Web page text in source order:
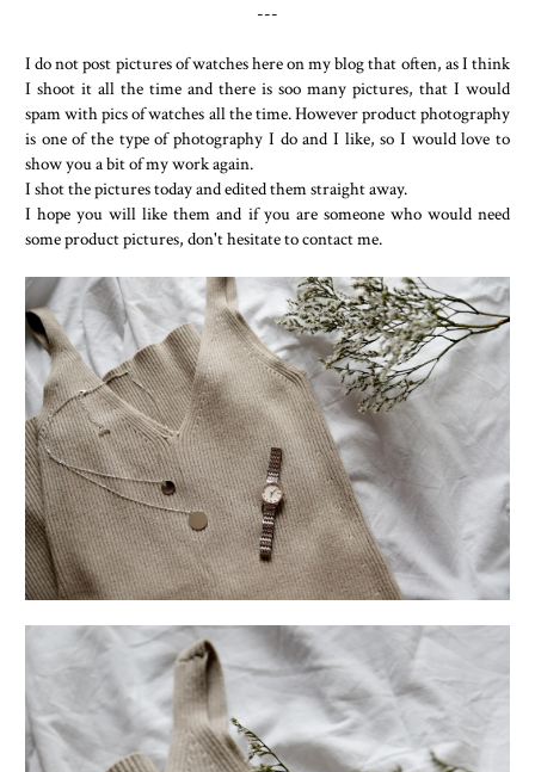
---
I do not post pictures of watches here on my blog that often, as I think
I shoot it all the time and there is soo many pictures, that I would
spam with pics of watches all the time. However product photography
is one of the type of photography I do and I like, so I would love to
show you a bit of my work again.
I shot the pictures today and edited them straight away.
I hope you will like them and if you are someone who would need
some product pictures, don't hesitate to contact me.